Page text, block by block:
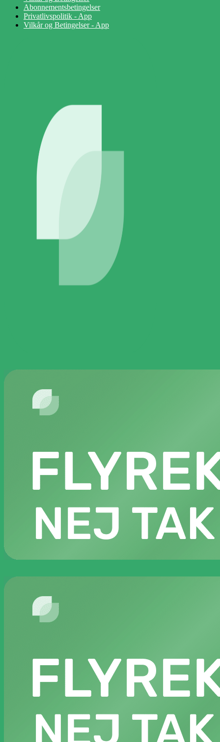
Abonnementsbetingelser
Privatlivspolitik - App
Vilkår og Betingelser - App